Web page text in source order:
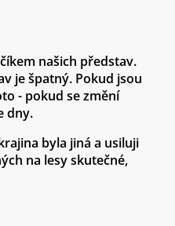
našich představ.
je špatný. Pokud jsou
- pokud se změní
dny.
byla jiná a usiluji
na lesy skutečné,